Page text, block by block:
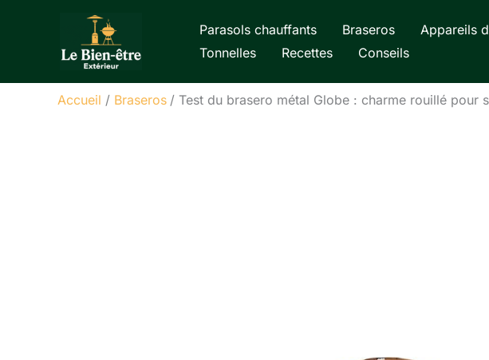
Parasols chauffants Braseros Appareils
Tonnelles
Recettes Conseils
Accueil Braseros Test du brasero métal Globe : charme rouillé pour